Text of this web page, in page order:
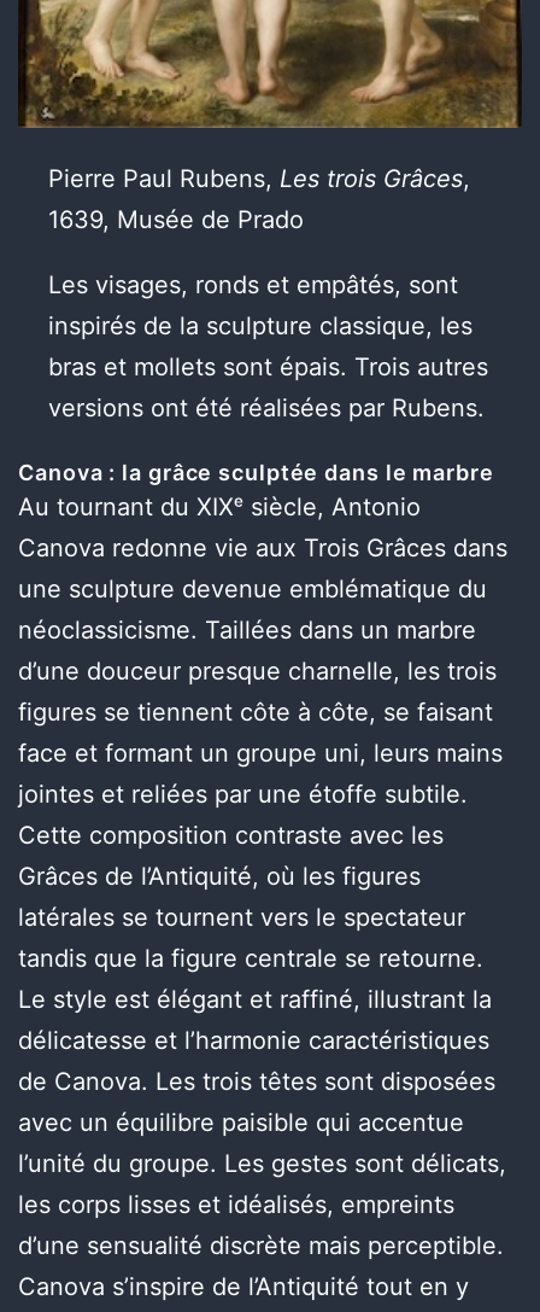
Pierre Paul Rubens, Les trois Grâces,
1639, Musée de Prado
Les visages, ronds et empâtés, sont
inspirés de la sculpture classique, les
bras et mollets sont épais. Trois autres
versions ont été réalisées par Rubens.
Canova : la grâce sculptée dans le marbre
Au tournant du XIXᵉ siècle, Antonio
Canova redonne vie aux Trois Grâces dans
une sculpture devenue emblématique du
néoclassicisme. Taillées dans un marbre
d’une douceur presque charnelle, les trois
figures se tiennent côte à côte, se faisant
face et formant un groupe uni, leurs mains
jointes et reliées par une étoffe subtile.
Cette composition contraste avec les
Grâces de l’Antiquité, où les figures
latérales se tournent vers le spectateur
tandis que la figure centrale se retourne.
Le style est élégant et raffiné, illustrant la
délicatesse et l’harmonie caractéristiques
de Canova. Les trois têtes sont disposées
avec un équilibre paisible qui accentue
l’unité du groupe. Les gestes sont délicats,
les corps lisses et idéalisés, empreints
d’une sensualité discrète mais perceptible.
Canova s’inspire de l’Antiquité tout en y